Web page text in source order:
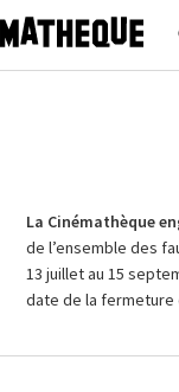
La Cinémathèque
de l’ensemble des
13 juillet au 15
date de la fermeture